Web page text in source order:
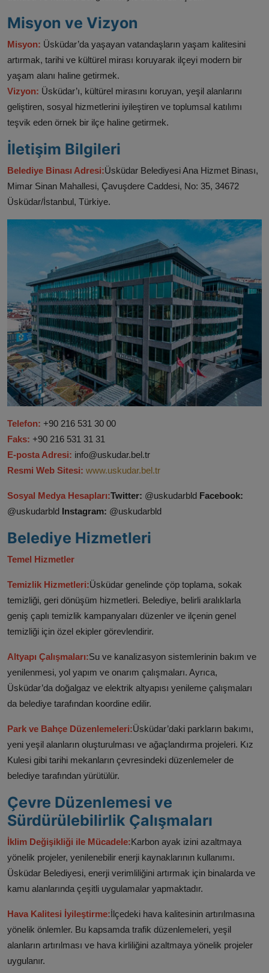
Misyon ve Vizyon
Misyon: Üsküdar’da yaşayan vatandaşların yaşam kalitesini
artırmak, tarihi ve kültürel mirası koruyarak ilçeyi modern bir
yaşam alanı haline getirmek.
Vizyon: Üsküdar’ı, kültürel mirasını koruyan, yeşil alanlarını
geliştiren, sosyal hizmetlerini iyileştiren ve toplumsal katılımı
teşvik eden örnek bir ilçe haline getirmek.
İletişim Bilgileri
Belediye Binası Adresi:Üsküdar Belediyesi Ana Hizmet Binası,
Mimar Sinan Mahallesi, Çavuşdere Caddesi, No: 35, 34672
Üsküdar/İstanbul, Türkiye.
Telefon: +90 216 531 30 00
Faks: +90 216 531 31 31
E-posta Adresi: info@uskudar.bel.tr
Resmi Web Sitesi: www.uskudar.bel.tr
Sosyal Medya Hesapları:Twitter: @uskudarbld Facebook:
@uskudarbld Instagram: @uskudarbld
Belediye Hizmetleri
Temel Hizmetler
Temizlik Hizmetleri:Üsküdar genelinde çöp toplama, sokak
temizliği, geri dönüşüm hizmetleri. Belediye, belirli aralıklarla
geniş çaplı temizlik kampanyaları düzenler ve ilçenin genel
temizliği için özel ekipler görevlendirir.
Altyapı Çalışmaları:Su ve kanalizasyon sistemlerinin bakım ve
yenilenmesi, yol yapım ve onarım çalışmaları. Ayrıca,
Üsküdar’da doğalgaz ve elektrik altyapısı yenileme çalışmaları
da belediye tarafından koordine edilir.
Park ve Bahçe Düzenlemeleri:Üsküdar’daki parkların bakımı,
yeni yeşil alanların oluşturulması ve ağaçlandırma projeleri. Kız
Kulesi gibi tarihi mekanların çevresindeki düzenlemeler de
belediye tarafından yürütülür.
Çevre Düzenlemesi ve
Sürdürülebilirlik Çalışmaları
İklim Değişikliği ile Mücadele:Karbon ayak izini azaltmaya
yönelik projeler, yenilenebilir enerji kaynaklarının kullanımı.
Üsküdar Belediyesi, enerji verimliliğini artırmak için binalarda ve
kamu alanlarında çeşitli uygulamalar yapmaktadır.
Hava Kalitesi İyileştirme:İlçedeki hava kalitesinin artırılmasına
yönelik önlemler. Bu kapsamda trafik düzenlemeleri, yeşil
alanların artırılması ve hava kirliliğini azaltmaya yönelik projeler
uygulanır.